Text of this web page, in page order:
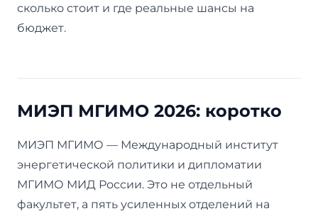
сколько стоит и где реальные шансы на
бюджет.
МИЭП МГИМО 2026: коротко
МИЭП МГИМО — Международный институт
энергетической политики и дипломатии
МГИМО МИД России. Это не отдельный
факультет, а пять усиленных отделений на